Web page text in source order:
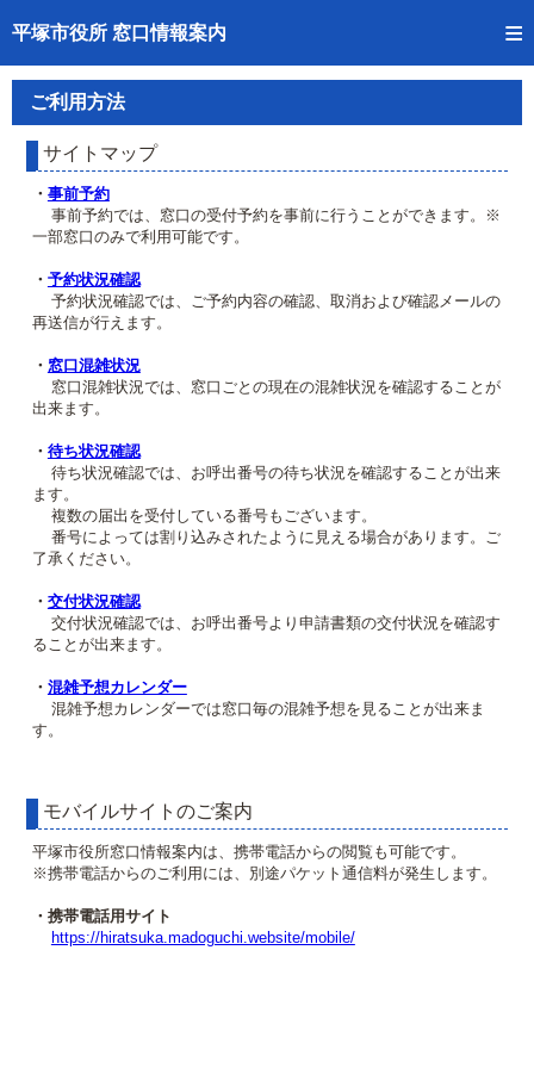
平塚市役所 窓口情報案内
トップページへ
ご利用方法
予約状況確認
窓口混雑状況
待ち状況確認
混雑予想カレンダー
ご利用方法
サイトマップ
・ 事前予約
事前予約では、窓口の受付予約を事前に行うことができます。※
一部窓口のみで利用可能です。
・ 予約状況確認
予約状況確認では、ご予約内容の確認、取消および確認メールの
再送信が行えます。
・ 窓口混雑状況
窓口混雑状況では、窓口ごとの現在の混雑状況を確認することが
出来ます。
・ 待ち状況確認
待ち状況確認では、お呼出番号の待ち状況を確認することが出来
ます。
複数の届出を受付している番号もございます。
番号によっては割り込みされたように見える場合があります。ご
了承ください。
・ 交付状況確認
交付状況確認では、お呼出番号より申請書類の交付状況を確認す
ることが出来ます。
・ 混雑予想カレンダー
混雑予想カレンダーでは窓口毎の混雑予想を見ることが出来ま
す。
モバイルサイトのご案内
平塚市役所窓口情報案内は、携帯電話からの閲覧も可能です。
※携帯電話からのご利用には、別途パケット通信料が発生します。
・携帯電話用サイト
https://hiratsuka.madoguchi.website/mobile/